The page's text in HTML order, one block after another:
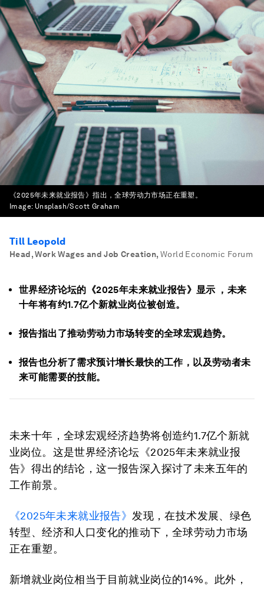
《2025年未来就业报告》指出，全球劳动力市场正在重塑。
Image: Unsplash/Scott Graham
Till Leopold
Head, Work Wages and Job Creation, World Economic Forum
世界经济论坛的《2025年未来就业报告》显示 ，未来
十年将有约1.7亿个新就业岗位被创造。
报告指出了推动劳动力市场转变的全球宏观趋势。
报告也分析了需求预计增长最快的工作，以及劳动者未
来可能需要的技能。
未来十年，全球宏观经济趋势将创造约1.7亿个新就
业岗位。这是世界经济论坛《2025年未来就业报
告》得出的结论，这一报告深入探讨了未来五年的
工作前景。
《2025年未来就业报告》 发现，在技术发展、绿色
转型、经济和人口变化的推动下，全球劳动力市场
正在重塑。
新增就业岗位相当于目前就业岗位的14%。此外，